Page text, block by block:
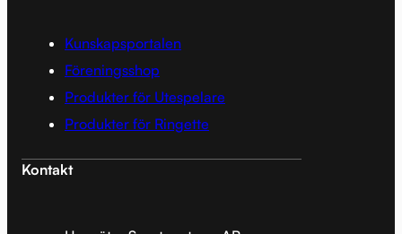
Kunskapsportalen
Föreningsshop
Produkter för Utespelare
Produkter för Ringette
Kontakt